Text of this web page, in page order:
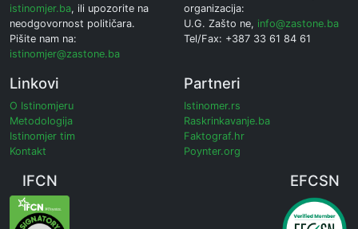
istinomjer.ba, ili upozorite na
neodgovornost političara.
Pišite nam na:
istinomjer@zastone.ba
organizacija:
U.G. Zašto ne, info@zastone.ba
Tel/Fax: +387 33 61 84 61
Linkovi
O Istinomjeru
Metodologija
Istinomjer tim
Kontakt
Partneri
Istinomer.rs
Raskrinkavanje.ba
Faktograf.hr
Poynter.org
IFCN EFCSN